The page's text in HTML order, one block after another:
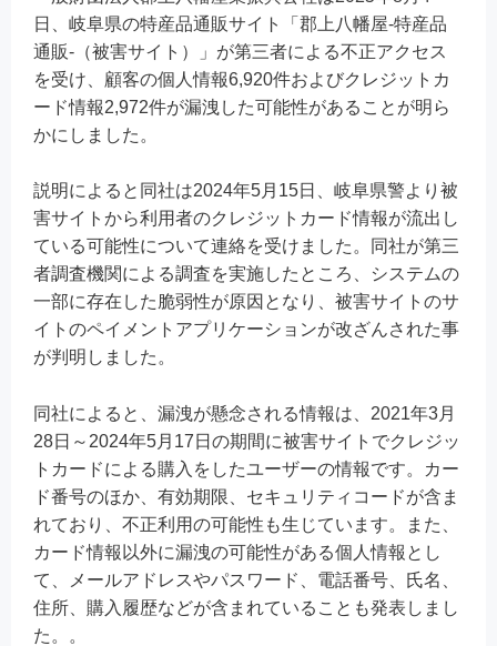
日、岐阜県の特産品通販サイト「郡上八幡屋-特産品
通販-（被害サイト）」が第三者による不正アクセス
を受け、顧客の個人情報6,920件およびクレジットカ
ード情報2,972件が漏洩した可能性があることが明ら
かにしました。
説明によると同社は2024年5月15日、岐阜県警より被
害サイトから利用者のクレジットカード情報が流出し
ている可能性について連絡を受けました。同社が第三
者調査機関による調査を実施したところ、システムの
一部に存在した脆弱性が原因となり、被害サイトのサ
イトのペイメントアプリケーションが改ざんされた事
が判明しました。
同社によると、漏洩が懸念される情報は、2021年3月
28日～2024年5月17日の期間に被害サイトでクレジッ
トカードによる購入をしたユーザーの情報です。カー
ド番号のほか、有効期限、セキュリティコードが含ま
れており、不正利用の可能性も生じています。また、
カード情報以外に漏洩の可能性がある個人情報とし
て、メールアドレスやパスワード、電話番号、氏名、
住所、購入履歴などが含まれていることも発表しまし
た。。